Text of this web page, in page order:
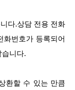
다.상담 전용 전화
화번호가 등록되어
니다.
환할 수 있는 만큼